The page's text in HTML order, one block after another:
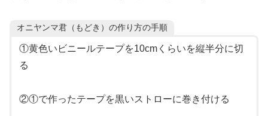
オニヤンマ君（もどき）の作り方の手順
①黄色いビニールテープを10cmくらいを縦半分に切
る
②①で作ったテープを黒いストローに巻き付ける